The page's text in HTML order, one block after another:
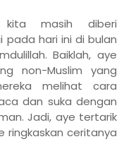
kita masih diberi
hari ini di bulan
Baiklah, aye
non-Muslim yang
melihat cara
dan suka dengan
Jadi, aye tertarik
ringkaskan ceritanya